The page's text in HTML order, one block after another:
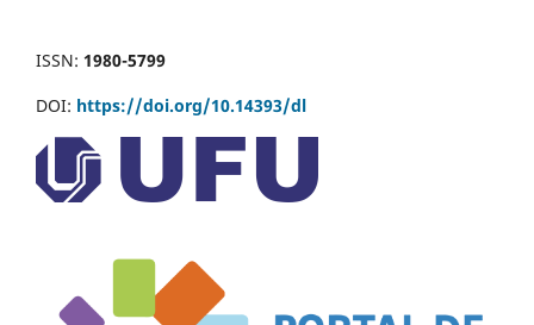
ISSN: 1980-5799
DOI: https://doi.org/10.14393/dl